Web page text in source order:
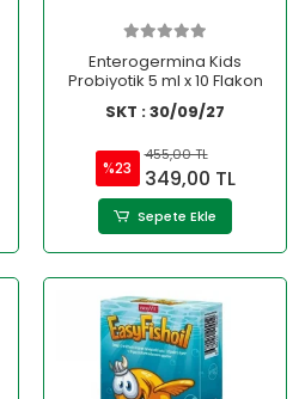
Enterogermina Kids
Probiyotik 5 ml x 10 Flakon
SKT : 30/09/27
%23
455,00 TL
349,00 TL
Sepete Ekle